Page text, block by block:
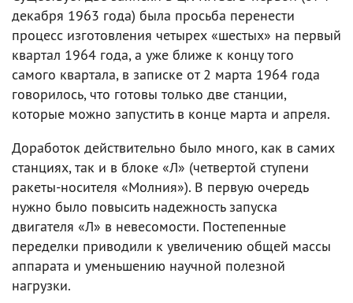
декабря 1963 года) была просьба перенести
процесс изготовления четырех «шестых» на первый
квартал 1964 года, а уже ближе к концу того
самого квартала, в записке от 2 марта 1964 года
говорилось, что готовы только две станции,
которые можно запустить в конце марта и апреля.
Доработок действительно было много, как в самих
станциях, так и в блоке «Л» (четвертой ступени
ракеты-носителя «Молния»). В первую очередь
нужно было повысить надежность запуска
двигателя «Л» в невесомости. Постепенные
переделки приводили к увеличению общей массы
аппарата и уменьшению научной полезной
нагрузки.